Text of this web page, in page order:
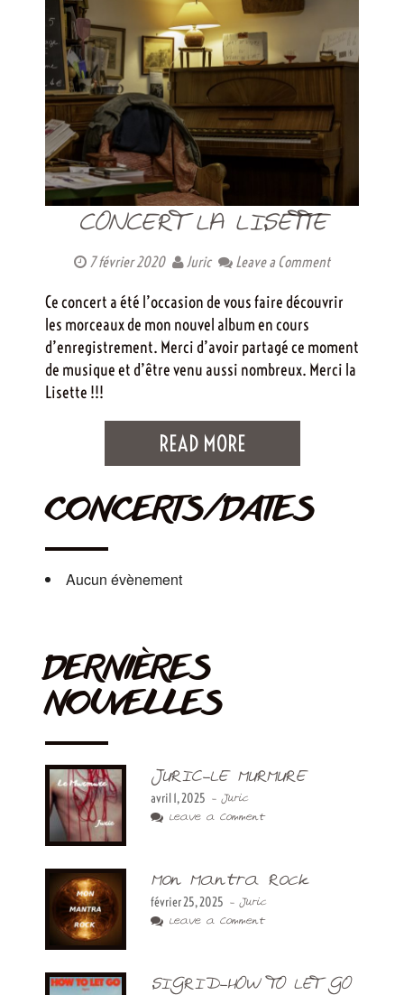
CONCERT LA LISETTE
7 février 2020 Juric Leave a Comment
Ce concert a été l’occasion de vous faire découvrir
les morceaux de mon nouvel album en cours
d’enregistrement. Merci d’avoir partagé ce moment
de musique et d’être venu aussi nombreux. Merci la
Lisette !!!
READ MORE
CONCERTS/DATES
Aucun évènement
DERNIÈRES
NOUVELLES
JURIC-LE MURMURE
avril 1, 2025 - Juric
Leave a Comment
Mon Mantra Rock
février 25, 2025 - Juric
Leave a Comment
SIGRID-HOW TO LET GO